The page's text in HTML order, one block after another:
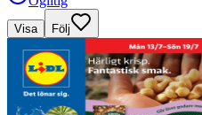
Visa Följ